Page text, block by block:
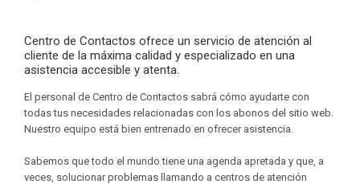
Centro de Contactos ofrece un servicio de atención al
cliente de la máxima calidad y especializado en una
asistencia accesible y atenta.
El personal de Centro de Contactos sabrá cómo ayudarte con
todas tus necesidades relacionadas con los abonos del sitio web.
Nuestro equipo está bien entrenado en ofrecer asistencia.
Sabemos que todo el mundo tiene una agenda apretada y que, a
veces, solucionar problemas llamando a centros de atención